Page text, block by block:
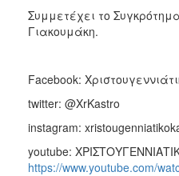
Συμμετέχει το
Γιακουμάκη.
Facebook:
twitter: @XrKastro
instagram:
youtube:
https://www.youtube.com/